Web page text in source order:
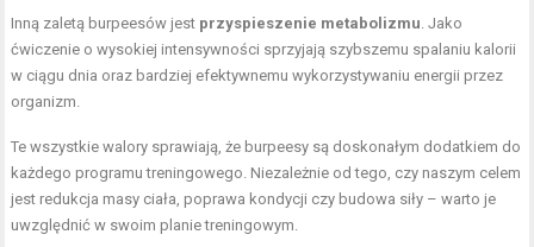
Inną zaletą burpeesów jest przyspieszenie metabolizmu. Jako
ćwiczenie o wysokiej intensywności sprzyjają szybszemu spalaniu kalorii
w ciągu dnia oraz bardziej efektywnemu wykorzystywaniu energii przez
organizm.
Te wszystkie walory sprawiają, że burpeesy są doskonałym dodatkiem do
każdego programu treningowego. Niezależnie od tego, czy naszym celem
jest redukcja masy ciała, poprawa kondycji czy budowa siły – warto je
uwzględnić w swoim planie treningowym.